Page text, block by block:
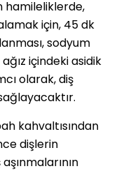
hamileliklerde,
için, 45 dk
sodyum
içindeki asidik
olarak, diş
kahvaltısından
dişlerin